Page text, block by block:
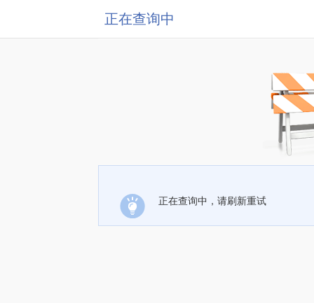
正在查询中
正在查询中，请刷新重试